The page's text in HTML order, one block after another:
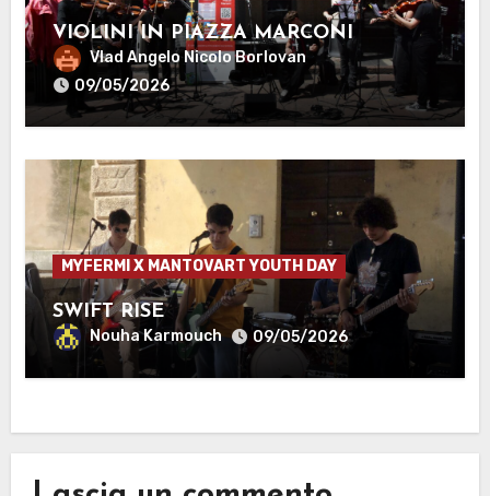
VIOLINI IN PIAZZA MARCONI
Vlad Angelo Nicolo Borlovan
09/05/2026
MYFERMI X MANTOVART YOUTH DAY
SWIFT RISE
Nouha Karmouch 09/05/2026